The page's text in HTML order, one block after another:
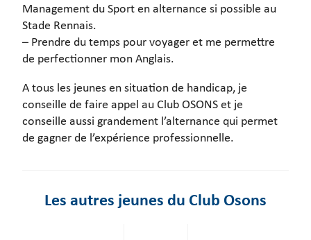
Management du Sport en alternance si possible au
Stade Rennais.
– Prendre du temps pour voyager et me permettre
de perfectionner mon Anglais.
A tous les jeunes en situation de handicap, je
conseille de faire appel au Club OSONS et je
conseille aussi grandement l’alternance qui permet
de gagner de l’expérience professionnelle.
Les autres jeunes du Club Osons